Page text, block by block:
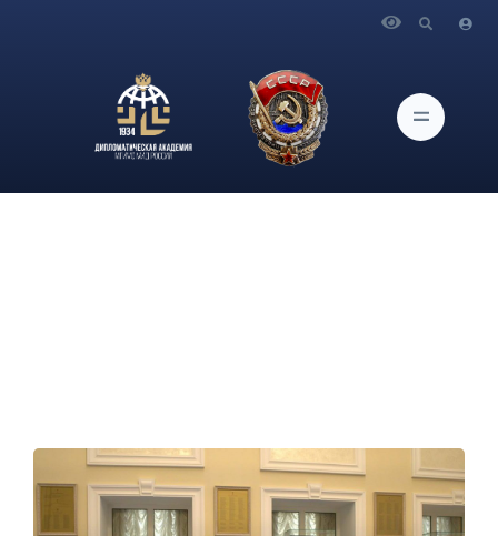
МИД России посетил Министерство транспорта Российской